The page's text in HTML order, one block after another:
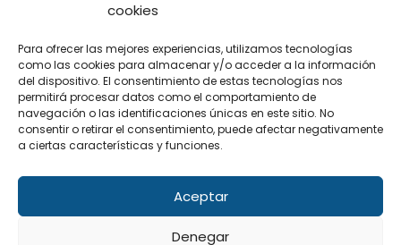
cookies
Para ofrecer las mejores experiencias, utilizamos tecnologías
como las cookies para almacenar y/o acceder a la información
del dispositivo. El consentimiento de estas tecnologías nos
permitirá procesar datos como el comportamiento de
navegación o las identificaciones únicas en este sitio. No
consentir o retirar el consentimiento, puede afectar negativamente
a ciertas características y funciones.
Aceptar
Denegar
Sitio Web financiado tanto por la Conselleria de
Participación, Transparencia, Cooperación y
Calidad Democrática, como por la Diputación
Provincial de València.